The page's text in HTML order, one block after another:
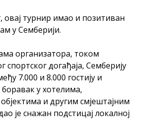
овај турнир имао и позитиван
у Семберији.
организатора, током
догађаја, Семберију
7.000 и 8.000 гостију и
у хотелима,
и другим смјештајним
је снажан подстицај локалној